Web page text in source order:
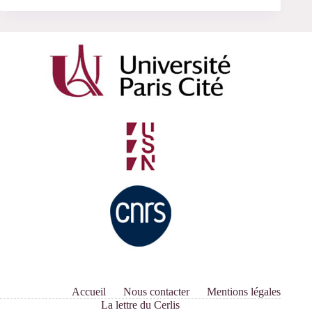
Accueil Nous contacter
Mentions légales
La lettre du Cerlis